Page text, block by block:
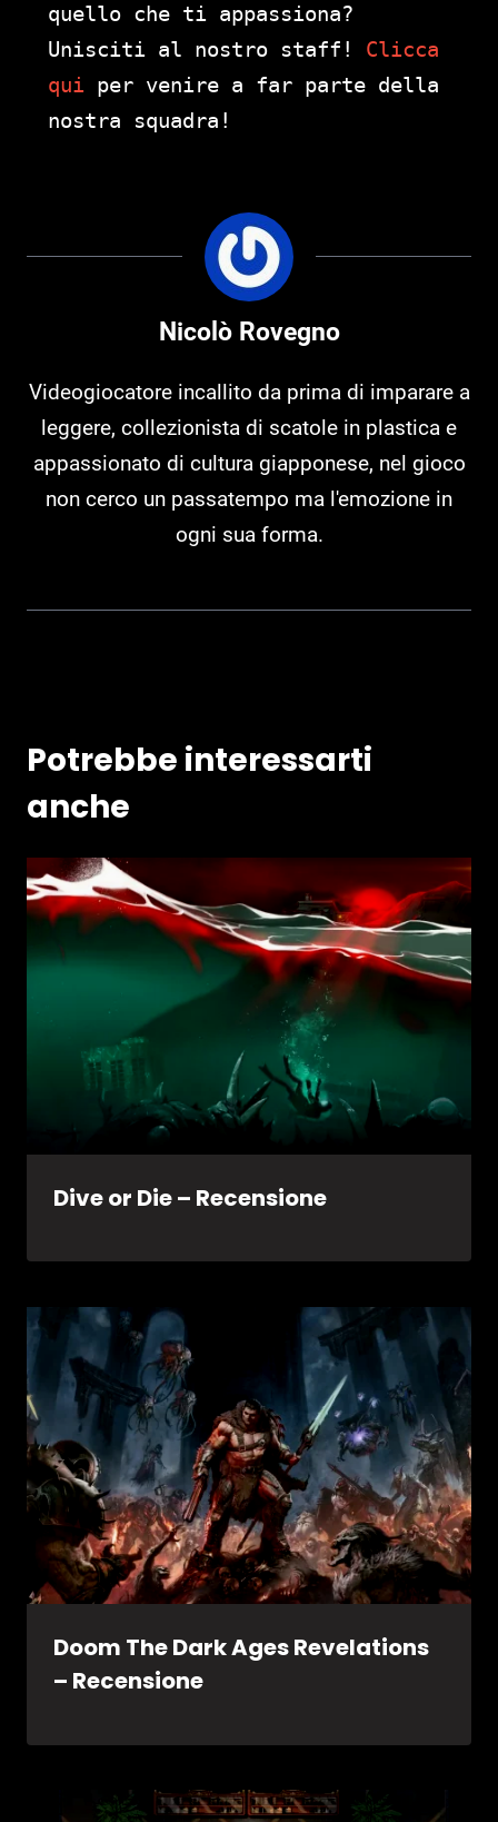
quello che ti appassiona?
Unisciti al nostro staff! Clicca
qui per venire a far parte della
nostra squadra!
Nicolò Rovegno
Videogiocatore incallito da prima di imparare a
leggere, collezionista di scatole in plastica e
appassionato di cultura giapponese, nel gioco
non cerco un passatempo ma l'emozione in
ogni sua forma.
Potrebbe interessarti
anche
Dive or Die – Recensione
Doom The Dark Ages Revelations
– Recensione